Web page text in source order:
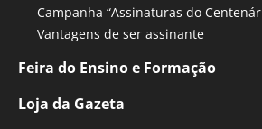
Campanha “Assinaturas do
Vantagens de ser assinante
Feira do Ensino e Formação
Loja da Gazeta